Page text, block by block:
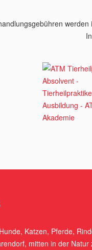
Katzen, Pferde,
mitten in der Natur